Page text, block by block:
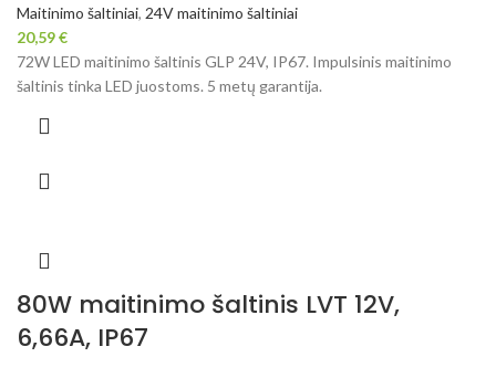
Maitinimo šaltiniai, 24V maitinimo šaltiniai
20,59€
72W LED maitinimo šaltinis GLP 24V, IP67. Impulsinis maitinimo
šaltinis tinka LED juostoms. 5 metų garantija.
80W maitinimo šaltinis LVT 12V,
6,66A, IP67